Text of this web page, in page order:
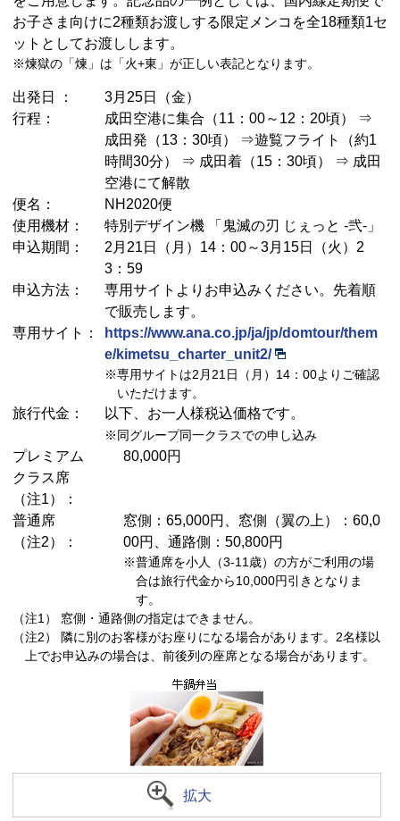
お子さま向けに2種類お渡しする限定メンコを全18種類1セ
ットとしてお渡しします。
※煉獄の「煉」は「火+東」が正しい表記となります。
出発日 ：
3月25日（金）
行程：
成田空港に集合（11：00～12：20頃） ⇒
成田発（13：30頃） ⇒遊覧フライト（約1
時間30分） ⇒ 成田着（15：30頃） ⇒ 成田
空港にて解散
便名：
NH2020便
使用機材：
特別デザイン機 「鬼滅の刃 じぇっと -弐-」
申込期間：
2月21日（月）14：00～3月15日（火）2
3：59
申込方法：
専用サイトよりお申込みください。先着順
で販売します。
専用サイト：
https://www.ana.co.jp/ja/jp/domtour/them
e/kimetsu_charter_unit2/
※専用サイトは2月21日（月）14：00よりご確認
いただけます。
旅行代金： 以下、お一人様税込価格です。
※同グループ同一クラスでの申し込み
プレミアム
クラス席
（注1）
：
80,000円
普通席
（注2）
：
窓側：65,000円、窓側（翼の上）：60,0
00円、通路側：50,800円
※普通席を小人（3-11歳）の方がご利用の場
合は旅行代金から10,000円引きとなりま
す。
（注1） 窓側・通路側の指定はできません。
（注2） 隣に別のお客様がお座りになる場合があります。2名様以
上でお申込みの場合は、前後列の座席となる場合があります。
拡大